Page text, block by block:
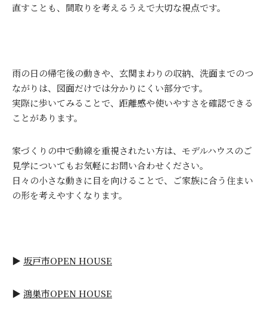
直すことも、間取りを考えるうえで大切な視点です。
雨の日の帰宅後の動きや、玄関まわりの収納、洗面までのつ
ながりは、図面だけでは分かりにくい部分です。
実際に歩いてみることで、距離感や使いやすさを確認できる
ことがあります。
家づくりの中で動線を重視されたい方は、モデルハウスのご
見学についてもお気軽にお問い合わせください。
日々の小さな動きに目を向けることで、ご家族に合う住まい
の形を考えやすくなります。
▶ 坂戸市OPEN HOUSE
▶ 鴻巣市OPEN HOUSE